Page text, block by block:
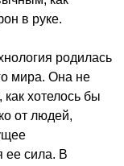
в руке.
родилась
мира. Она не
как хотелось бы
от людей,
ее сила. В